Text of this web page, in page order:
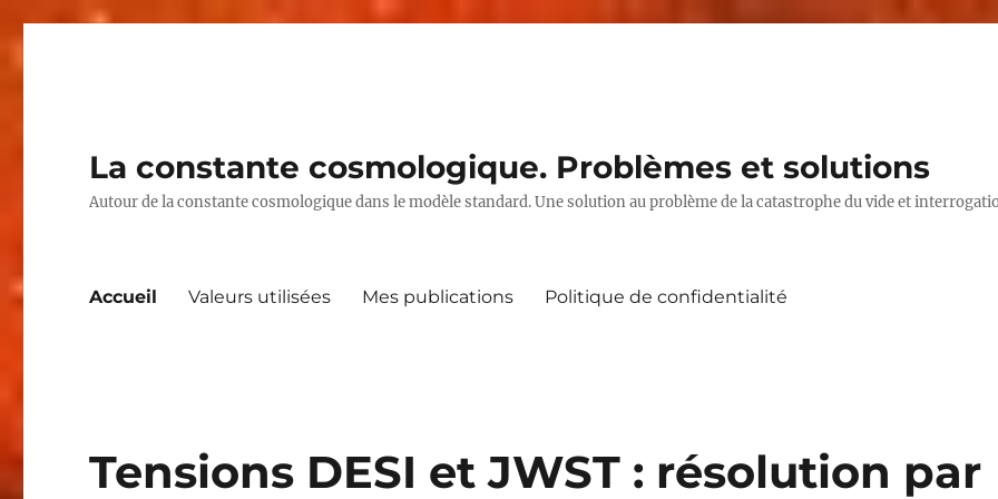
La constante cosmologique. Problèmes et solutions
Autour de la constante cosmologique dans le modèle standard. Une solution au problème de la catastrophe du vide et
Accueil Valeurs utilisées Mes publications Politique de confidentialité
Tensions DESI et JWST : résolution par